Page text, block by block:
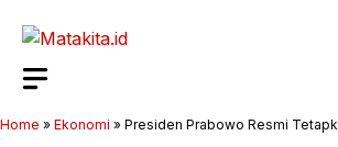
Home » Ekonomi » Presiden Prabowo Resmi